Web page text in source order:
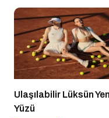
Ulaşılabilir Lüksün
Yüzü